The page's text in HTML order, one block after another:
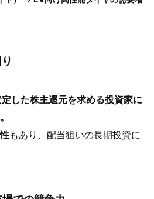
した株主還元を求める投資家に
もあり、配当狙いの長期投資に